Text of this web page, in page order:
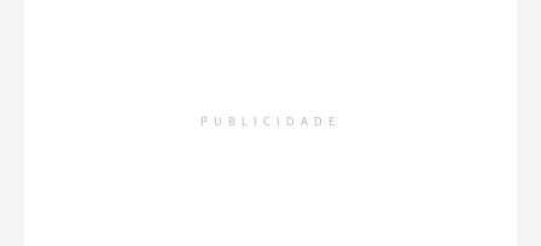
PUBLICIDADE